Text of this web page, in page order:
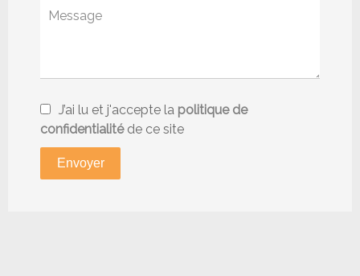
J’ai lu et j'accepte la politique de
confidentialitéde ce site
Envoyer